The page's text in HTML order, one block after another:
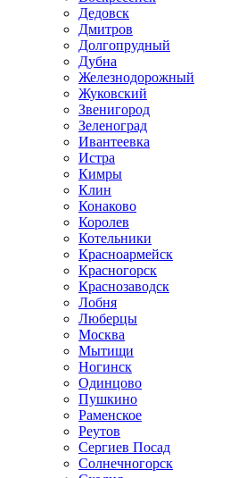
Дедовск
Дмитров
Долгопрудный
Дубна
Железнодорожный
Жуковский
Звенигород
Зеленоград
Ивантеевка
Истра
Кимры
Клин
Конаково
Королев
Котельники
Красноармейск
Красногорск
Краснозаводск
Лобня
Люберцы
Москва
Мытищи
Ногинск
Одинцово
Пушкино
Раменское
Реутов
Сергиев Посад
Солнечногорск